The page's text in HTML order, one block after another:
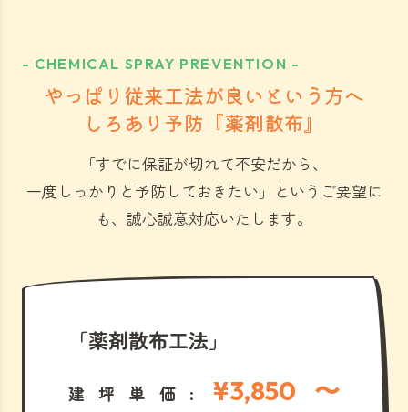
- CHEMICAL SPRAY PREVENTION -
やっぱり従来工法が良いという方へ
しろあり予防『薬剤散布』
「すでに保証が切れて不安だから、
一度しっかりと予防しておきたい」 というご要望に
も、誠心誠意対応いたします。
「薬剤散布工法」
建坪単価: ¥3,850 〜